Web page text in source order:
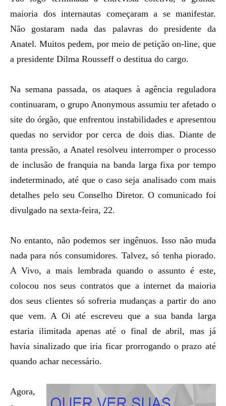
maioria dos internautas começaram a se manifestar.
Não gostaram nada das palavras do presidente da
Anatel. Muitos pedem, por meio de petição on-line, que
a presidente Dilma Rousseff o destitua do cargo.
Na semana passada, os ataques à agência reguladora
continuaram, o grupo Anonymous assumiu ter afetado o
site do órgão, que enfrentou instabilidades e apresentou
quedas no servidor por cerca de dois dias. Diante de
tanta pressão, a Anatel resolveu interromper o processo
de inclusão de franquia na banda larga fixa por tempo
indeterminado, até que o caso seja analisado com mais
detalhes pelo seu Conselho Diretor. O comunicado foi
divulgado na sexta-feira, 22.
No entanto, não podemos ser ingênuos. Isso não muda
nada para nós consumidores. Talvez, só tenha piorado.
A Vivo, a mais lembrada quando o assunto é este,
colocou nos seus contratos que a internet da maioria
dos seus clientes só sofreria mudanças a partir do ano
que vem. A Oi até escreveu que a sua banda larga
estaria ilimitada apenas até o final de abril, mas já
havia sinalizado que iria ficar prorrogando o prazo até
quando achar necessário.
Agora,